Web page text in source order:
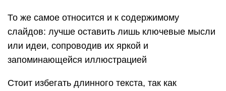
То же самое относится и к содержимому
слайдов: лучше оставить лишь ключевые мысли
или идеи, сопроводив их яркой и
запоминающейся иллюстрацией
Стоит избегать длинного текста, так как